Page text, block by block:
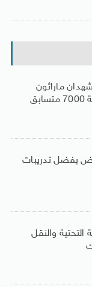
ماراثون
بفضل تدريبات
التحتية والنقل